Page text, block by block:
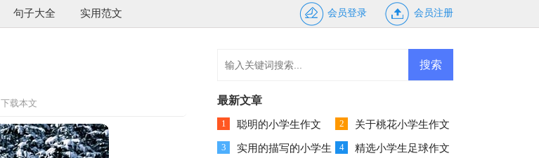
句子大全 实用范文 会员登录 会员注册
下载本文 最新文章
1 聪明的小学生作文
400字汇编5篇
2 关于桃花小学生作文
300字锦集9篇
3 实用的描写的小学生 4 精选小学生足球作文